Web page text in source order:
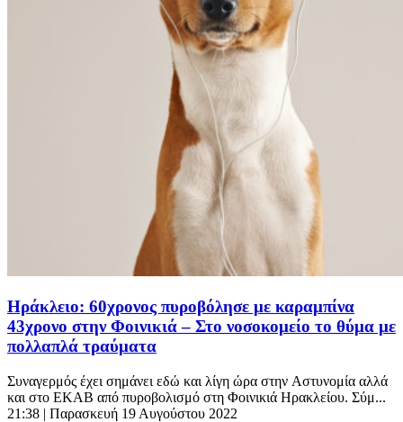
Ηράκλειο: 60χρονος πυροβόλησε με καραμπίνα
43χρονο στην Φοινικιά – Στο νοσοκομείο το θύμα με
πολλαπλά τραύματα
Συναγερμός έχει σημάνει εδώ και λίγη ώρα στην Αστυνομία αλλά
και στο ΕΚΑΒ από πυροβολισμό στη Φοινικιά Ηρακλείου. Σύμ...
21:38 | Παρασκευή 19 Αυγούστου 2022